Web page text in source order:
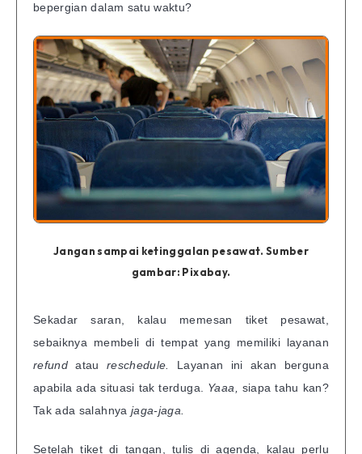
bepergian dalam satu waktu?
Jangan sampai ketinggalan pesawat. Sumber
gambar: Pixabay.
Sekadar saran, kalau memesan tiket pesawat,
sebaiknya membeli di tempat yang memiliki layanan
refundatau reschedule. Layanan ini akan berguna
apabila ada situasi tak terduga. Yaaa,
siapa tahu kan?
Tak ada salahnya jaga-jaga.
Setelah tiket di tangan, tulis di agenda, kalau perlu